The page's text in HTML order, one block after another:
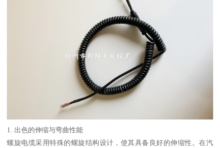
1. 出色的伸缩与弯曲性能
螺旋电缆采用特殊的螺旋结构设计，使其具备良好的伸缩性。在汽